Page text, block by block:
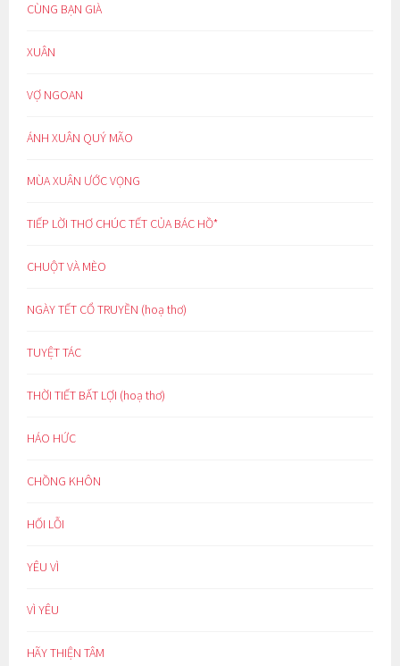
CÙNG BẠN GIÀ
XUÂN
VỢ NGOAN
ÁNH XUÂN QUÝ MÃO
MÙA XUÂN ƯỚC VỌNG
TIẾP LỜI THƠ CHÚC TẾT CỦA BÁC HỒ*
CHUỘT VÀ MÈO
NGÀY TẾT CỔ TRUYỀN (hoạ thơ)
TUYỆT TÁC
THỜI TIẾT BẤT LỢI (hoạ thơ)
HÁO HỨC
CHỒNG KHÔN
HỐI LỖI
YÊU VÌ
VÌ YÊU
HÃY THIỆN TÂM